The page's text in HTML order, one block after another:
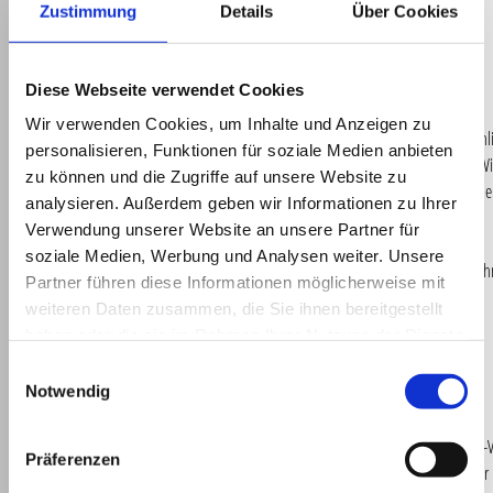
Zustimmung Details Über Cookies
Diese Webseite verwendet Cookies
Wir verwenden Cookies, um Inhalte und Anzeigen zu
personalisieren, Funktionen für soziale Medien anbieten
zu können und die Zugriffe auf unsere Website zu
analysieren. Außerdem geben wir Informationen zu Ihrer
Verwendung unserer Website an unsere Partner für
soziale Medien, Werbung und Analysen weiter. Unsere
Partner führen diese Informationen möglicherweise mit
weiteren Daten zusammen, die Sie ihnen bereitgestellt
Notwendig
Präferenzen
Urheber/Rechteverwalter herstellen.
Im Falle von wettbewerbsrechtlichen,
domainrechtlichen, urheberrechtlichen oder
Problemen bitten wir Sie, uns zu kontaktieren.
werden die Inhalte umgehend entfernen und alle
rechtlich zulässigen Angaben zum Verursacher
bereitstellen. Die Kostennote einer anwaltlichen
Abmahnung ohne vorhergehende
der Firma BCÖ wird im Sinne der
Schadensminderungspflicht als unbegründet
Online-Streitbeilegung gemäß Art. 14 Abs. 1 ODR-
Europäische Kommission stellt eine Plattform zur